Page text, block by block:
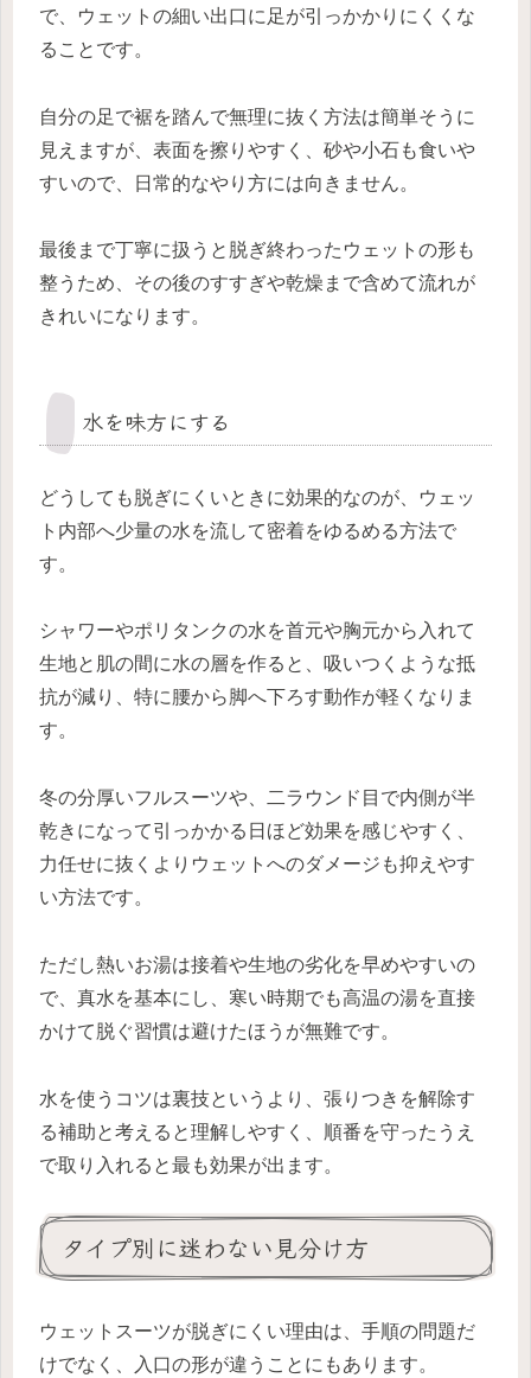
で、ウェットの細い出口に足が引っかかりにくくな
ることです。
自分の足で裾を踏んで無理に抜く方法は簡単そうに
見えますが、表面を擦りやすく、砂や小石も食いや
すいので、日常的なやり方には向きません。
最後まで丁寧に扱うと脱ぎ終わったウェットの形も
整うため、その後のすすぎや乾燥まで含めて流れが
きれいになります。
水を味方にする
どうしても脱ぎにくいときに効果的なのが、ウェッ
ト内部へ少量の水を流して密着をゆるめる方法で
す。
シャワーやポリタンクの水を首元や胸元から入れて
生地と肌の間に水の層を作ると、吸いつくような抵
抗が減り、特に腰から脚へ下ろす動作が軽くなりま
す。
冬の分厚いフルスーツや、二ラウンド目で内側が半
乾きになって引っかかる日ほど効果を感じやすく、
力任せに抜くよりウェットへのダメージも抑えやす
い方法です。
ただし熱いお湯は接着や生地の劣化を早めやすいの
で、真水を基本にし、寒い時期でも高温の湯を直接
かけて脱ぐ習慣は避けたほうが無難です。
水を使うコツは裏技というより、張りつきを解除す
る補助と考えると理解しやすく、順番を守ったうえ
で取り入れると最も効果が出ます。
タイプ別に迷わない見分け方
ウェットスーツが脱ぎにくい理由は、手順の問題だ
けでなく、入口の形が違うことにもあります。